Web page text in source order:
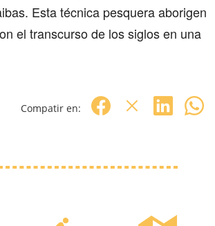
Esta técnica pesquera aborigen
el transcurso de los siglos en una
Compatir en: